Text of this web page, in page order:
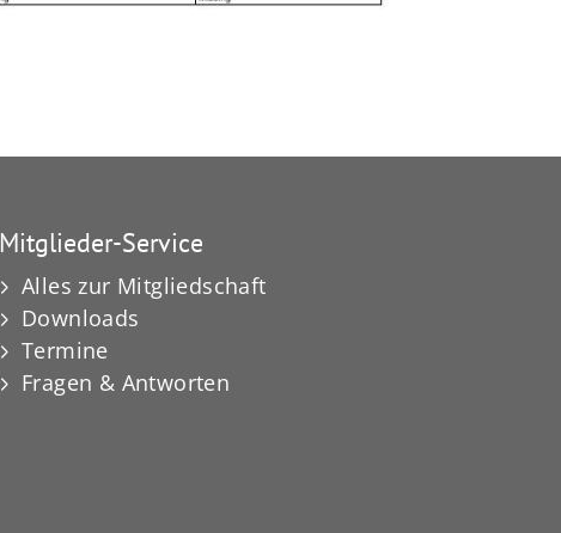
Mitglieder-Service
Alles zur Mitgliedschaft
Downloads
Termine
Fragen & Antworten